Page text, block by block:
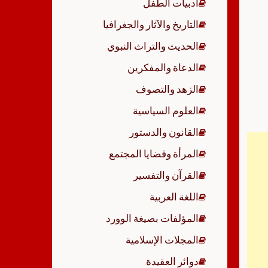
أدبيات الطفل
التاريخ والآثار والجغرافيا
الحديث والتراث النبوي
الدعاة والمفكرين
الزهد والتصوف
العلوم السياسية
القانون والدستور
المرأة وقضايا المجتمع
القرآن والتفسير
اللغة العربية
المؤلفات بصيغة الوورد
المجلات الإسلامية
دوائر العقيدة